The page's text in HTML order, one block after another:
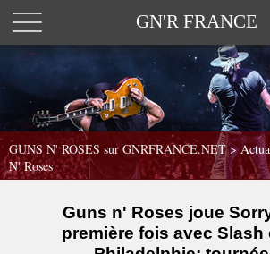
GN'R FRANCE
GUNS N' ROSES sur GNRFRANCE.NET>
N' Roses
Guns n' Roses joue
première fois avec Slash